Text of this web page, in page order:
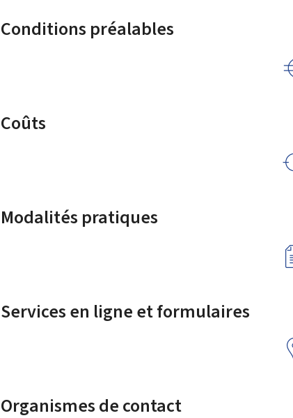
Conditions préalables
Coûts
Modalités pratiques
Services en ligne et formulaires
Organismes de contact